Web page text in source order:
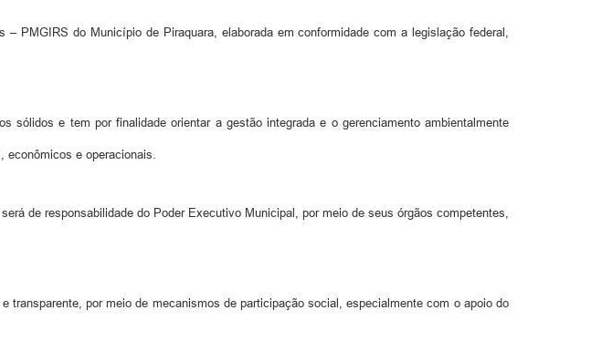
PMGIRS do Município de Piraquara, elaborada em conformidade com a legislação federal,
e tem por finalidade orientar a gestão integrada e o gerenciamento ambientalmente
e operacionais.
de responsabilidade do Poder Executivo Municipal, por meio de seus órgãos competentes,
por meio de mecanismos de participação social, especialmente com o apoio do